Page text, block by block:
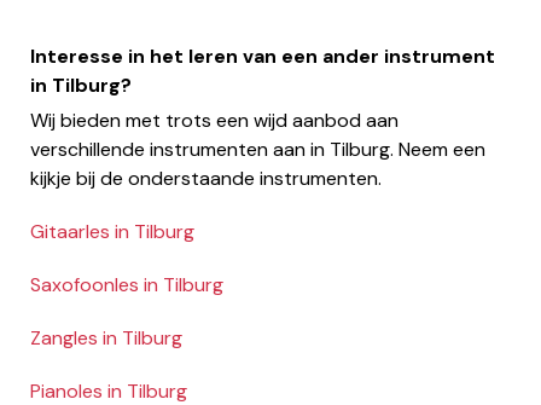
Interesse in het leren van een ander instrument
in Tilburg?
Wij bieden met trots een wijd aanbod aan
verschillende instrumenten aan in Tilburg. Neem een
kijkje bij de onderstaande instrumenten.
Gitaarles in Tilburg
Saxofoonles in Tilburg
Zangles in Tilburg
Pianoles in Tilburg